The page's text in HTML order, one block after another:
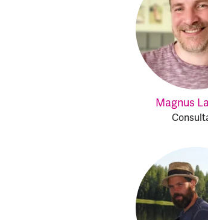
Magnus